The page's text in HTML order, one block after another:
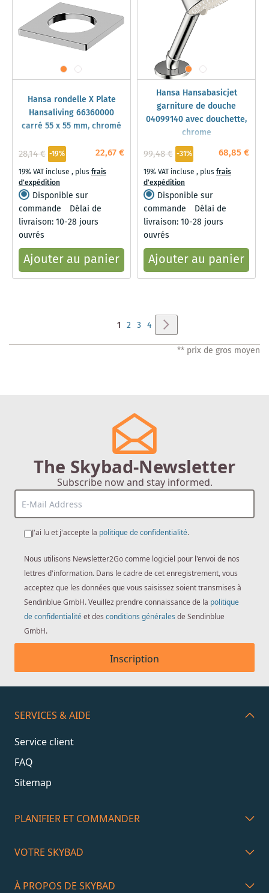
Hansa rondelle X Plate
Hansaliving 66360000
carré 55 x 55 mm, chromé
22,67 €
28,14 € -19%
19% VAT incluse , plusfrais
d'expédition
Disponible sur
commande
Délai de
livraison: 10-28 jours
ouvrés
Ajouter au panier
Hansa Hansabasicjet
garniture de douche
04099140 avec douchette,
chrome
68,85 €
99,48 € -31%
19% VAT incluse , plusfrais
d'expédition
Disponible sur
commande
Délai de
livraison: 10-28 jours
ouvrés
Ajouter au panier
Vous
lisez
1 Page
2 Page
3 Page
4
** prix de gros moyen
The Skybad-Newsletter
Subscribe now and stay informed.
J'ai lu et j'accepte la politique de confidentialité.
Nous utilisons Newsletter2Go comme logiciel pour l'envoi de nos
lettres d'information. Dans le cadre de cet enregistrement, vous
acceptez que les données que vous saisissez soient transmises à
Sendinblue GmbH. Veuillez prendre connaissance de la politique
de confidentialitéet des conditions générales de Sendinblue
GmbH.
Inscription
SERVICES & AIDE
Service client
FAQ
Sitemap
PLANIFIER ET COMMANDER
VOTRE SKYBAD
À PROPOS DE SKYBAD